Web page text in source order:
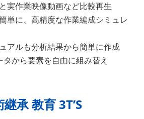
実作業映像動画など比較再生
単に、高精度な作業編成シミュレ
アルも分析結果から簡単に作成
から要素を自由に組み替え
承 教育 3T’S